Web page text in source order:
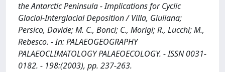
the Antarctic Peninsula - Implications for Cyclic
Glacial-Interglacial Deposition / Villa, Giuliana;
Persico, Davide; M. C., Bonci; C., Morigi; R., Lucchi; M.,
Rebesco. - In: PALAEOGEOGRAPHY
PALAEOCLIMATOLOGY PALAEOECOLOGY. - ISSN 0031-
0182. - 198:(2003), pp. 237-263.